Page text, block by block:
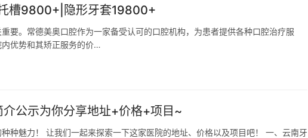
槽9800+|隐形牙套19800+
要。常德美奥口腔作为一家备受认可的口腔机构，为患者提供各种口腔治疗服
优势和其矫正服务的价…
公示为你分享地址+价格+项目~
种魅力！ 让我们一起来探索一下这家医院的地址、价格以及项目吧！ 一、云南牙